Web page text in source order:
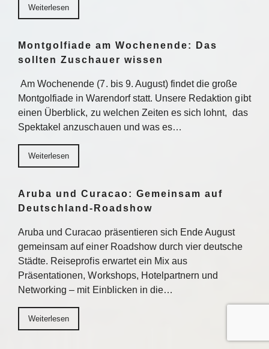
Weiterlesen
Montgolfiade am Wochenende: Das
sollten Zuschauer wissen
Am Wochenende (7. bis 9. August) findet die große
Montgolfiade in Warendorf statt. Unsere Redaktion gibt
einen Überblick, zu welchen Zeiten es sich lohnt, das
Spektakel anzuschauen und was es…
Weiterlesen
Aruba und Curacao: Gemeinsam auf
Deutschland-Roadshow
Aruba und Curacao präsentieren sich Ende August
gemeinsam auf einer Roadshow durch vier deutsche
Städte. Reiseprofis erwartet ein Mix aus
Präsentationen, Workshops, Hotelpartnern und
Networking – mit Einblicken in die…
Weiterlesen